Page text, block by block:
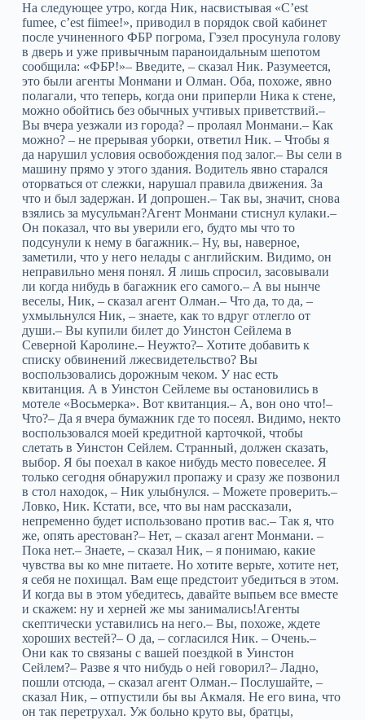
На следующее утро, когда Ник, насвистывая «C’est
fumee, c’est fiimee!», приводил в порядок свой кабинет
после учиненного ФБР погрома, Гэзел просунула голову
в дверь и уже привычным параноидальным шепотом
сообщила: «ФБР!»– Введите, – сказал Ник. Разумеется,
это были агенты Монмани и Олман. Оба, похоже, явно
полагали, что теперь, когда они приперли Ника к стене,
можно обойтись без обычных учтивых приветствий.–
Вы вчера уезжали из города? – пролаял Монмани.– Как
можно? – не прерывая уборки, ответил Ник. – Чтобы я
да нарушил условия освобождения под залог.– Вы сели в
машину прямо у этого здания. Водитель явно старался
оторваться от слежки, нарушал правила движения. За
что и был задержан. И допрошен.– Так вы, значит, снова
взялись за мусульман?Агент Монмани стиснул кулаки.–
Он показал, что вы уверили его, будто мы что то
подсунули к нему в багажник.– Ну, вы, наверное,
заметили, что у него нелады с английским. Видимо, он
неправильно меня понял. Я лишь спросил, засовывали
ли когда нибудь в багажник его самого.– А вы нынче
веселы, Ник, – сказал агент Олман.– Что да, то да, –
ухмыльнулся Ник, – знаете, как то вдруг отлегло от
души.– Вы купили билет до Уинстон Сейлема в
Северной Каролине.– Неужто?– Хотите добавить к
списку обвинений лжесвидетельство? Вы
воспользовались дорожным чеком. У нас есть
квитанция. А в Уинстон Сейлеме вы остановились в
мотеле «Восьмерка». Вот квитанция.– А, вон оно что!–
Что?– Да я вчера бумажник где то посеял. Видимо, некто
воспользовался моей кредитной карточкой, чтобы
слетать в Уинстон Сейлем. Странный, должен сказать,
выбор. Я бы поехал в какое нибудь место повеселее. Я
только сегодня обнаружил пропажу и сразу же позвонил
в стол находок, – Ник улыбнулся. – Можете проверить.–
Ловко, Ник. Кстати, все, что вы нам рассказали,
непременно будет использовано против вас.– Так я, что
же, опять арестован?– Нет, – сказал агент Монмани. –
Пока нет.– Знаете, – сказал Ник, – я понимаю, какие
чувства вы ко мне питаете. Но хотите верьте, хотите нет,
я себя не похищал. Вам еще предстоит убедиться в этом.
И когда вы в этом убедитесь, давайте выпьем все вместе
и скажем: ну и херней же мы занимались!Агенты
скептически уставились на него.– Вы, похоже, ждете
хороших вестей?– О да, – согласился Ник. – Очень.–
Они как то связаны с вашей поездкой в Уинстон
Сейлем?– Разве я что нибудь о ней говорил?– Ладно,
пошли отсюда, – сказал агент Олман.– Послушайте, –
сказал Ник, – отпустили бы вы Акмаля. Не его вина, что
он так перетрухал. Уж больно круто вы, братцы,